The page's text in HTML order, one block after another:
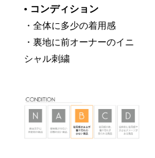
• コンディション
・全体に多少の着用感
・裏地に前オーナーのイニ
シャル刺繍